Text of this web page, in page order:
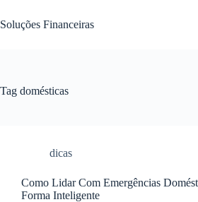
para
o
Soluções Financeiras
Tag domésticas
dicas
Como Lidar Com Emergências
Forma Inteligente